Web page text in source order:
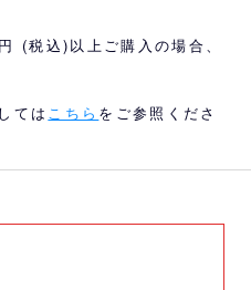
(税込)以上ご購入の場合、
ては こちら をご参照くださ